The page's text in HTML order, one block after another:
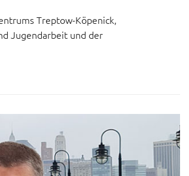
Treptow-Köpenick,
Jugendarbeit und der